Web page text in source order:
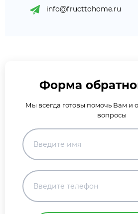
info@fructtohome.ru
Форма
Мы всегда готовы помочь Вам и
вопросы